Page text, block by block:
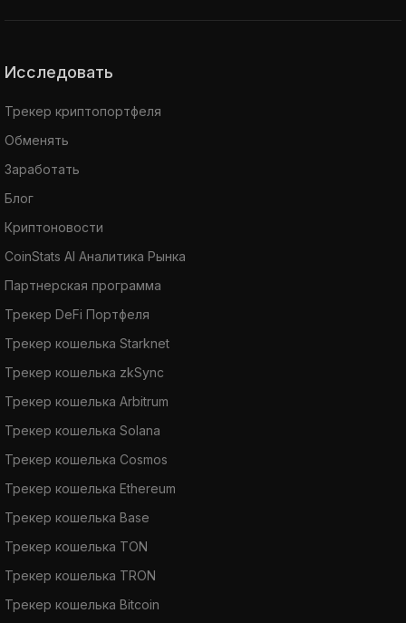
Исследовать
Трекер криптопортфеля
Обменять
Заработать
Блог
Криптоновости
CoinStats AI Аналитика Рынка
Партнерская программа
Трекер DeFi Портфеля
Трекер кошелька Starknet
Трекер кошелька zkSync
Трекер кошелька Arbitrum
Трекер кошелька Solana
Трекер кошелька Cosmos
Трекер кошелька Ethereum
Трекер кошелька Base
Трекер кошелька TON
Трекер кошелька TRON
Трекер кошелька Bitcoin